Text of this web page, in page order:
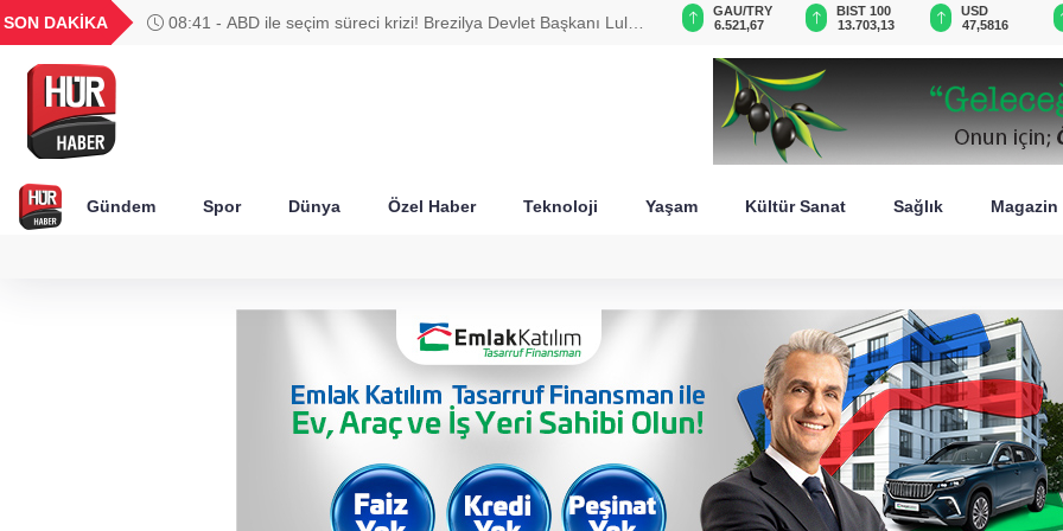
SON DAKİKA
08:41 - ABD ile seçim süreci krizi! Brezilya Devlet Başkanı Lula:
UYU
1,1854
18,1953
16,2447
28,0626
0,0018
GAU/TRY
6.521,67
BIST 100
13.703,13
USD
47,5816
Gündem Spor Dünya Özel Haber Teknoloji Yaşam Kültür Sanat Sağlık Magazin